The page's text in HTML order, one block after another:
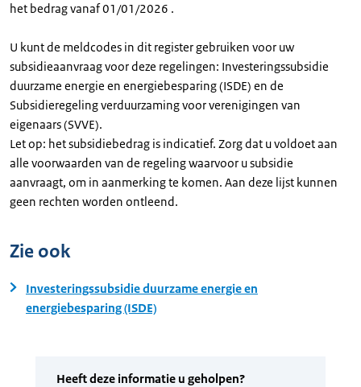
het bedrag vanaf 01/01/2026 .
U kunt de meldcodes in dit register gebruiken voor uw
subsidieaanvraag voor deze regelingen: Investeringssubsidie
duurzame energie en energiebesparing (ISDE) en de
Subsidieregeling verduurzaming voor verenigingen van
eigenaars (SVVE).
Let op: het subsidiebedrag is indicatief. Zorg dat u voldoet aan
alle voorwaarden van de regeling waarvoor u subsidie
aanvraagt, om in aanmerking te komen. Aan deze lijst kunnen
geen rechten worden ontleend.
Zie ook
Investeringssubsidie duurzame energie en
energiebesparing (ISDE)